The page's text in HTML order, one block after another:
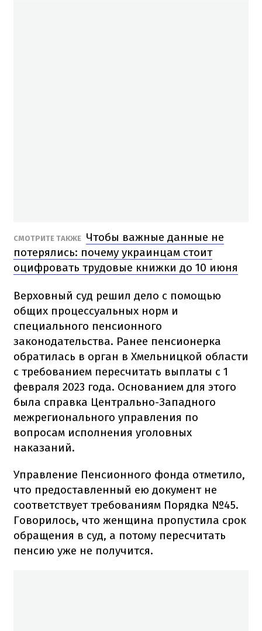
СМОТРИТЕ ТАКЖЕ Чтобы важные данные не
потерялись: почему украинцам стоит
оцифровать трудовые книжки до 10 июня
Верховный суд решил дело с помощью
общих процессуальных норм и
специального пенсионного
законодательства. Ранее пенсионерка
обратилась в орган в Хмельницкой области
с требованием пересчитать выплаты с 1
февраля 2023 года. Основанием для этого
была справка Центрально-Западного
межрегионального управления по
вопросам исполнения уголовных
наказаний.
Управление Пенсионного фонда отметило,
что предоставленный ею документ не
соответствует требованиям Порядка №45.
Говорилось, что женщина пропустила срок
обращения в суд, а потому пересчитать
пенсию уже не получится.